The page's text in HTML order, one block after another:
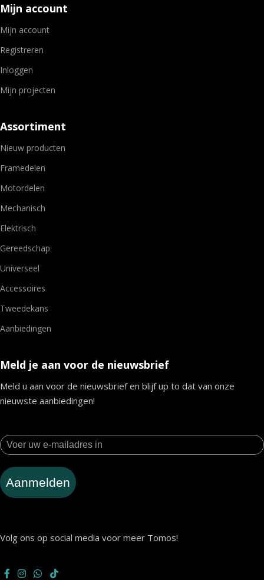
Mijn account
Mijn account
Registreren
Inloggen
Mijn projecten
Assortiment
Nieuw producten
Framedelen
Motordelen
Mechanisch
Elektrisch
Gereedschap
Universeel
Accessoires
Tweedekans
Aanbiedingen
Meld je aan voor de nieuwsbrief
Meld u aan voor de nieuwsbrief en blijf up to dat van onze
nieuwste aanbiedingen!
Aanmelden
Volg ons op social media voor meer Tomos!